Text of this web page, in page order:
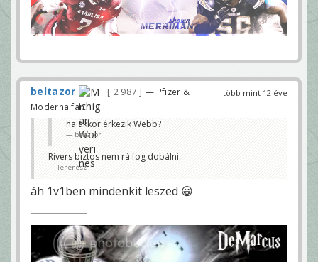
több mint 12 éve
beltazor 2 987
— Pfizer &
Moderna fan
na akkor érkezik Webb?
beltazor
Rivers biztos nem rá fog dobálni..
Tehenész
áh 1v1ben mindenkit leszed 😀